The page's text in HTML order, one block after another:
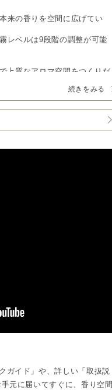
来の香りを空間に広げてい
レベルは9段階の調整が可能
上質なアロマ空間をつくりだ
いらず
手入れも月に1度程度でお使
続きをみる
ガイド」や、詳しい「取扱説
元に届いてすぐに、香り空間